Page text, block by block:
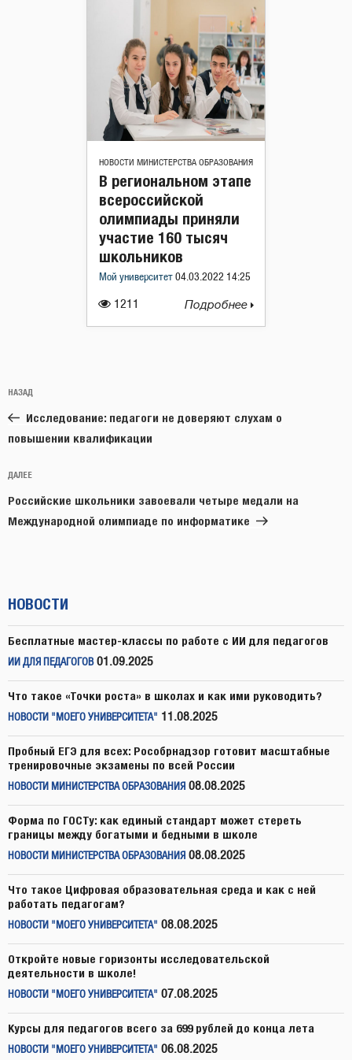
НОВОСТИ МИНИСТЕРСТВА ОБРАЗОВАНИЯ
1211
В региональном этапе
всероссийской
олимпиады приняли
участие 160 тысяч
школьников
Мой университет 04.03.2022 14:25
Подробнее
по
записям
Предыдущая
запись:
НАЗАД
Исследование: педагоги не доверяют слухам о
повышении квалификации
Следующая
запись
ДАЛЕЕ
Российские школьники завоевали четыре медали на
Международной олимпиаде по информатике
НОВОСТИ
Бесплатные мастер-классы по работе с ИИ для педагогов
ИИ ДЛЯ ПЕДАГОГОВ 01.09.2025
Что такое «Точки роста» в школах и как ими руководить?
НОВОСТИ "МОЕГО УНИВЕРСИТЕТА" 11.08.2025
Пробный ЕГЭ для всех: Рособрнадзор готовит масштабные
тренировочные экзамены по всей России
НОВОСТИ МИНИСТЕРСТВА ОБРАЗОВАНИЯ 08.08.2025
Форма по ГОСТу: как единый стандарт может стереть
границы между богатыми и бедными в школе
НОВОСТИ МИНИСТЕРСТВА ОБРАЗОВАНИЯ 08.08.2025
Что такое Цифровая образовательная среда и как с ней
работать педагогам?
НОВОСТИ "МОЕГО УНИВЕРСИТЕТА" 08.08.2025
Откройте новые горизонты исследовательской
деятельности в школе!
НОВОСТИ "МОЕГО УНИВЕРСИТЕТА" 07.08.2025
Курсы для педагогов всего за 699 рублей до конца лета
НОВОСТИ "МОЕГО УНИВЕРСИТЕТА" 06.08.2025